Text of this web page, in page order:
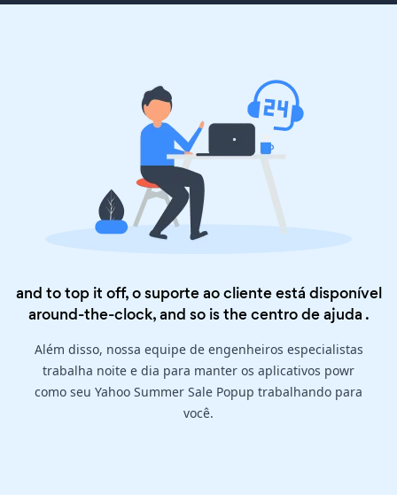
and to top it off, o suporte ao cliente está disponível
around-the-clock, and so is thecentro de ajuda .
Além disso, nossa equipe de engenheiros especialistas
trabalha noite e dia para manter os aplicativos powr
como seu Yahoo Summer Sale Popup trabalhando para
você.